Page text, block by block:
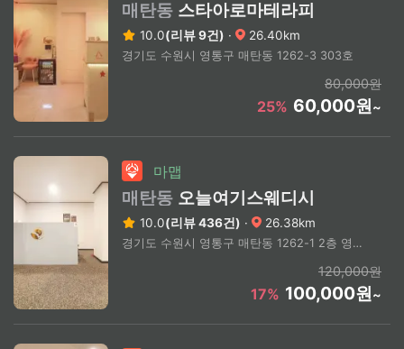
매탄동 스타아로마테라피
10.0(리뷰 9건) · 26.40km
경기도 수원시 영통구 매탄동 1262-3 303호
80,000원
25% 60,000원~
마맵
매탄동 오늘여기스웨디시
10.0(리뷰 436건) · 26.38km
경기도 수원시 영통구 매탄동 1262-1 2층 영통구청 도보5분 매탄중심상가 매탄4지구 삼성전자 권선역 수원시청역 인근
120,000원
17% 100,000원~